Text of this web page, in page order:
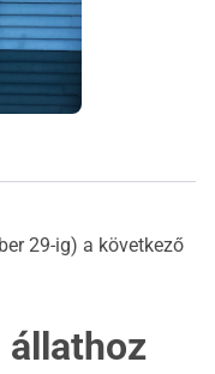
29-ig) a következő
állathoz